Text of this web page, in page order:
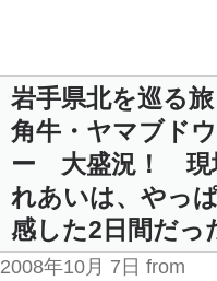
岩手県北を巡る
角牛・ヤマブド
ー 大盛況！ 現
れあいは、やっ
感した2日間だっ
2008年10月 7日 from